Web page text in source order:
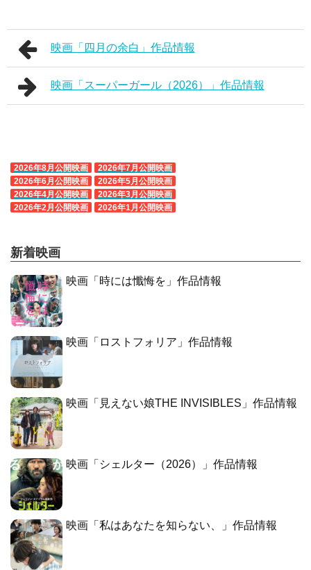
映画「四月の余白」作品情報
映画「スーパーガール（2026）」作品情報
2026年8月公開映画
2026年7月公開映画
2026年6月公開映画
2026年5月公開映画
2026年4月公開映画
2026年3月公開映画
2026年2月公開映画
2026年1月公開映画
新着映画
映画「時には懺悔を」作品情報
映画「ロストフォリア」作品情報
映画「見えない娘THE INVISIBLES」作品情報
映画「シェルター（2026）」作品情報
映画「私はあなたを知らない、」作品情報